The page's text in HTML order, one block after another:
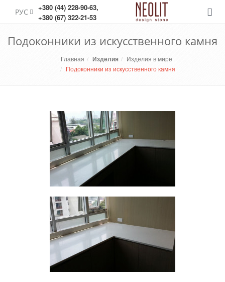
РУС +380 (44) 228-90-63,
+380 (67) 322-21-53
Меню
Подоконники из искусственного камня
Главная Изделия
Изделия в мире
Подоконники из искусственного камня